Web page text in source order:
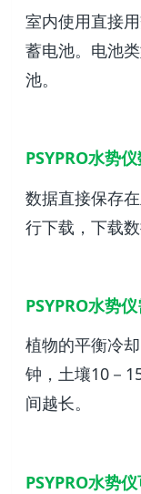
室内使用直接
蓄电池。电池
池。
PSYPRO水势
数据直接保存
行下载，下载
PSYPRO水势
植物的平衡冷
钟，土壤10－
间越长。
PSYPRO水势